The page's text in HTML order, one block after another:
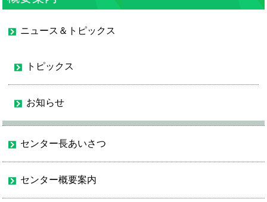
ニュース＆トピックス
トピックス
お知らせ
センター長あいさつ
センター概要案内